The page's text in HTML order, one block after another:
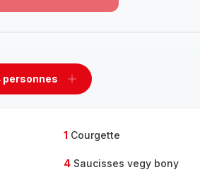
personnes
Ajouter
1 Courgette
4Saucisses vegy bony